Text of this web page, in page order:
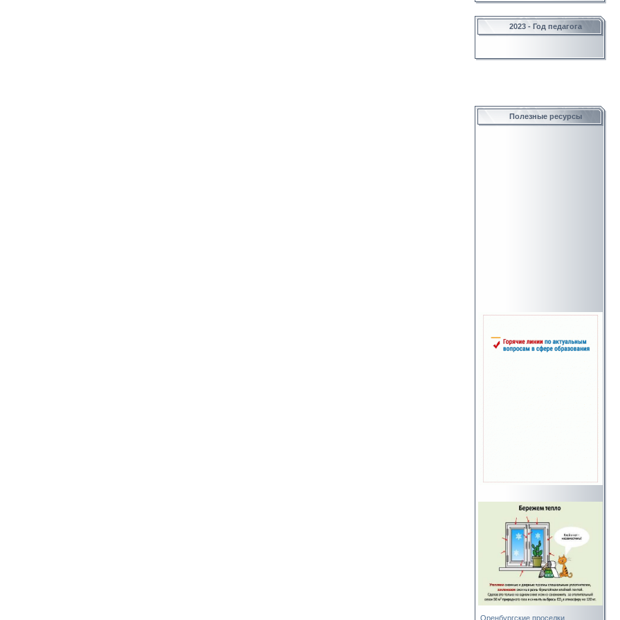
2023 - Год педагога
Полезные ресурсы
Оренбургские проселки